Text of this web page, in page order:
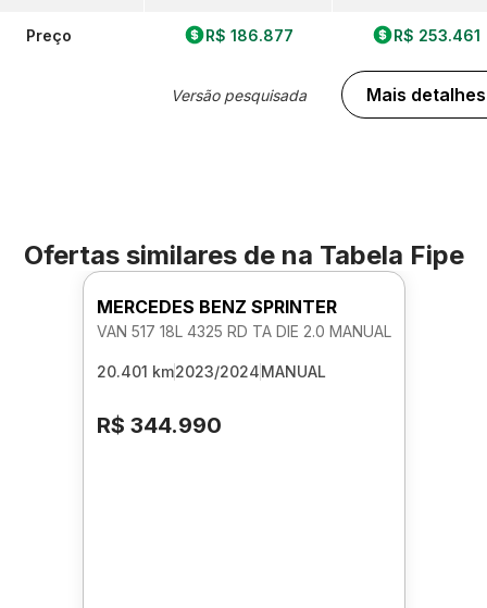
Preço R$ 186.877
Versão pesquisada
R$ 253.461
Mais detalhes
Ofertas similares de na Tabela Fipe
MERCEDES BENZ SPRINTER
VAN 517 18L 4325 RD TA DIE 2.0 MANUAL
20.401 km2023/2024MANUAL
R$ 344.990